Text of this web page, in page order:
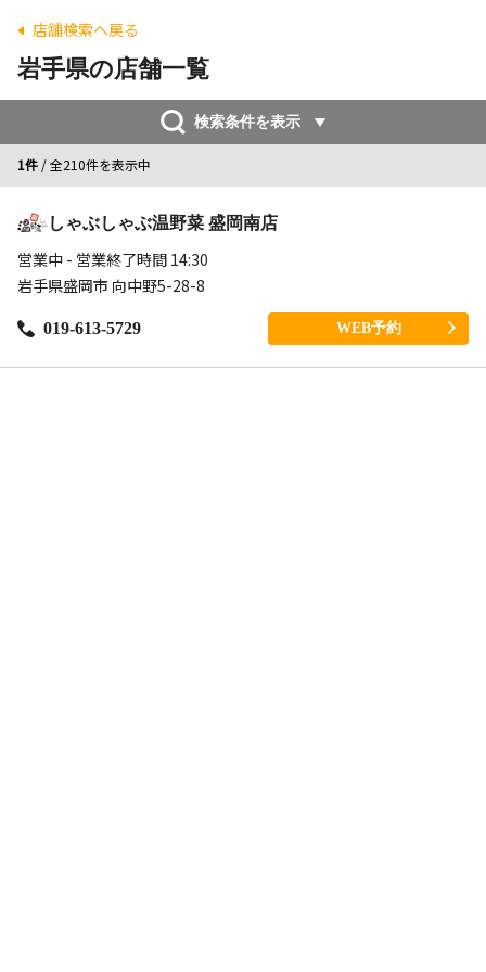
店舗検索へ戻る
岩手県の店舗一覧
検索条件を表示
1件 / 全210件を表示中
しゃぶしゃぶ温野菜 盛岡南店
営業中 - 営業終了時間 14:30
岩手県盛岡市 向中野5-28-8
019-613-5729 WEB予約